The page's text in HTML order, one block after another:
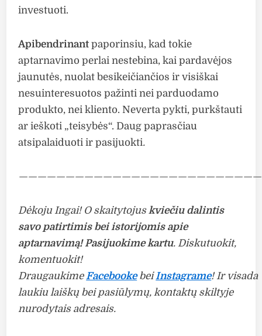
investuoti.
Apibendrinant paporinsiu, kad tokie
aptarnavimo perlai nestebina, kai pardavėjos
jaunutės, nuolat besikeičiančios ir visiškai
nesuinteresuotos pažinti nei parduodamo
produkto, nei kliento. Neverta pykti, purkštauti
ar ieškoti „teisybės“. Daug paprasčiau
atsipalaiduoti ir pasijuokti.
Dėkoju Ingai! O skaitytojuskviečiu dalintis
savo patirtimis bei istorijomis apie
aptarnavimą! Pasijuokime kartu. Diskutuokit,
komentuokit!
Draugaukime Facebooke bei Instagrame! Ir visada
laukiu laiškų bei pasiūlymų, kontaktų skiltyje
nurodytais adresais.